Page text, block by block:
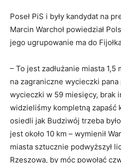
Poseł PiS i były kandydat na
Marcin Warchoł powiedział
jego ugrupowanie ma do
– To jest zadłużanie miasta 1,5
na zagraniczne wycieczki
wycieczki w 59 miesięcy, brak
widzieliśmy kompletną zapaść
osiedli jak Budziwój trzeba
jest około 10 km – wymienił
miasta sztucznie podwyższył
Rzeszowa, by móc powołać